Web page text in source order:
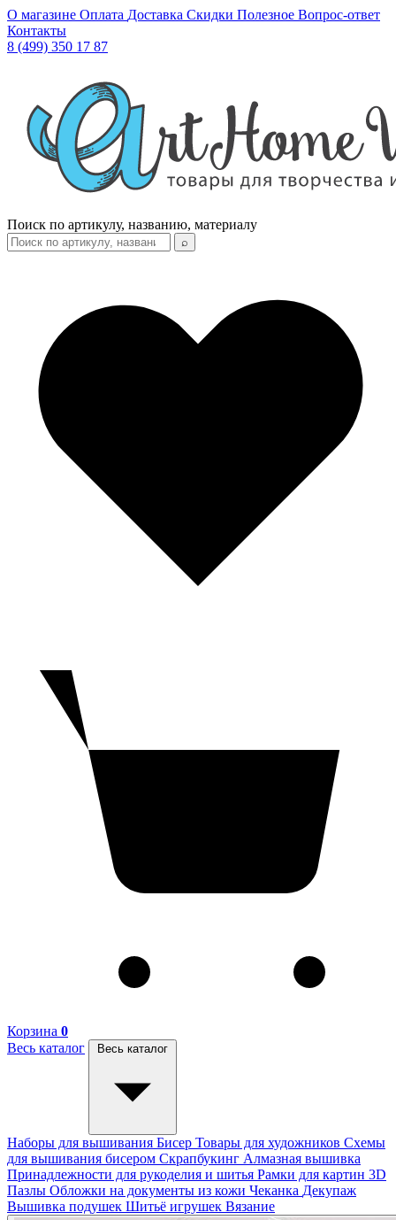
О магазине Оплата Доставка Скидки Полезное Вопрос-ответ
Контакты
8 (499) 350 17 87
Поиск по артикулу, названию, материалу
⌕
Корзина 0
Весь каталог
Весь каталог
Наборы для вышивания Бисер Товары для художников Схемы
для вышивания бисером Скрапбукинг Алмазная вышивка
Принадлежности для рукоделия и шитья Рамки для картин 3D
Пазлы Обложки на документы из кожи Чеканка Декупаж
Вышивка подушек Шитьё игрушек Вязание